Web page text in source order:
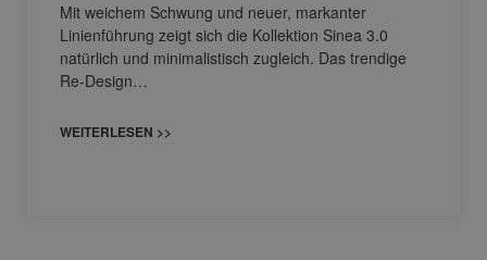
Mit weichem Schwung und neuer, markanter
Linienführung zeigt sich die Kollektion Sinea 3.0
natürlich und minimalistisch zugleich. Das trendige
Re-Design…
WEITERLESEN >>